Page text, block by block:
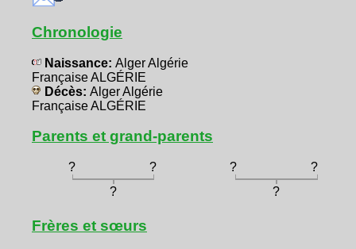
Chronologie
Naissance: Alger Algérie
Française ALGÉRIE
Décès: Alger Algérie
Française ALGÉRIE
Parents et grand-parents
? ? ?
?
?
?
Frères et sœurs